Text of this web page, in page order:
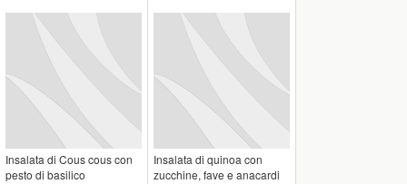
Insalata di Cous cous con
pesto di basilico
Insalata di quinoa con
zucchine, fave e anacardi